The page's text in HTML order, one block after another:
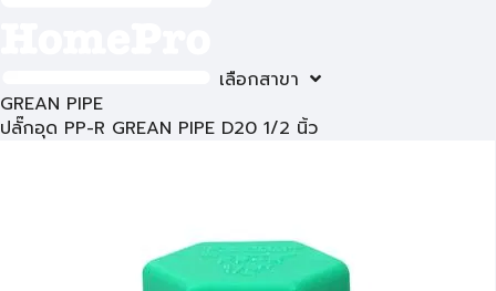
เลือกสาขา
GREAN PIPE
ปลั๊กอุด PP-R GREAN PIPE D20 1/2 นิ้ว